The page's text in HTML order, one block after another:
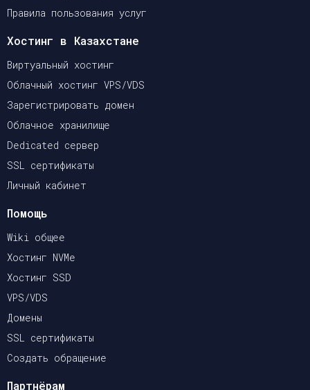
Правила пользования услуг
Хостинг в Казахстане
Виртуальный хостинг
Облачный хостинг VPS/VDS
Зарегистрировать домен
Облачное хранилище
Dedicated сервер
SSL сертификаты
Личный кабинет
Помощь
Wiki общее
Хостинг NVMe
Хостинг SSD
VPS/VDS
Домены
SSL сертификаты
Создать обращение
Партнёрам